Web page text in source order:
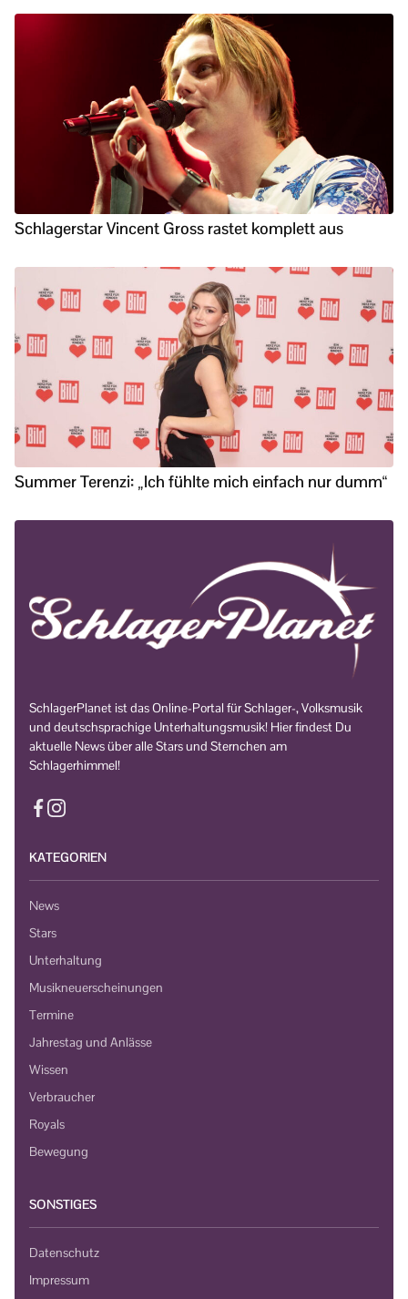
Schlagerstar Vincent Gross rastet komplett aus
Summer Terenzi: „Ich fühlte mich einfach nur dumm“
SchlagerPlanet ist das Online-Portal für Schlager-, Volksmusik
und deutschsprachige Unterhaltungsmusik! Hier findest Du
aktuelle News über alle Stars und Sternchen am
Schlagerhimmel!
KATEGORIEN
News
Stars
Unterhaltung
Musikneuerscheinungen
Termine
Jahrestag und Anlässe
Wissen
Verbraucher
Royals
Bewegung
SONSTIGES
Datenschutz
Impressum